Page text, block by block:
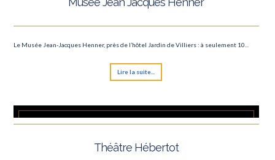
Le Musée Jean-Jacques Henner, près de l’hôtel Jardin de Villiers : à seulement 10...
Lire la suite...
Théâtre Hébertot